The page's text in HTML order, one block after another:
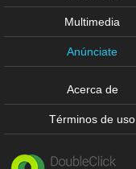
Multimedia
Anúnciate
Acerca de
Términos de uso